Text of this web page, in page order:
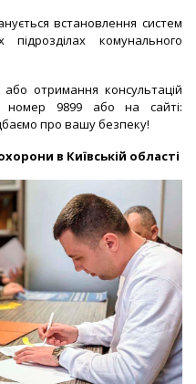
встановлення систем
комунального
отримання консультацій
номер 9899 або на сайті:
про вашу безпеку!
в Київській області